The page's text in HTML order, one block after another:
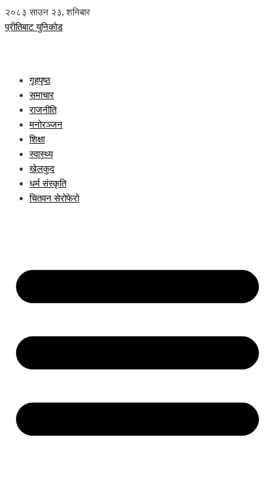
२०८३ साउन २३, शनिबार
प्रीतिबाट युनिकोड
गृहपृष्ठ
समाचार
राजनीति
मनोरञ्जन
शिक्षा
स्वास्थ्य
खेलकुद
धर्म संस्कृति
चितवन सेरोफेरो